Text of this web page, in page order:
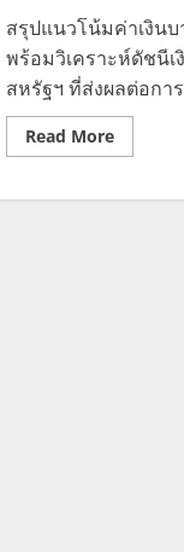
ทรัมป์
ขึ้น
ภาษี
15%
สรุปแนวโน้มค่าเงิน
พร้อมวิเคราะห์ดัชนีเ
สหรัฐฯ ที่ส่งผลต่อกา
Read MoreRead
more
ค่า